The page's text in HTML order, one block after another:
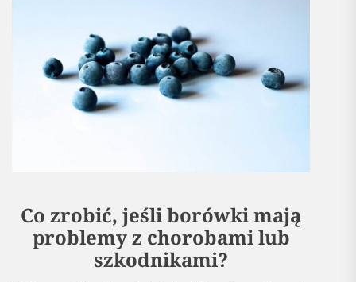
Co zrobić, jeśli borówki mają
problemy z chorobami lub
szkodnikami?